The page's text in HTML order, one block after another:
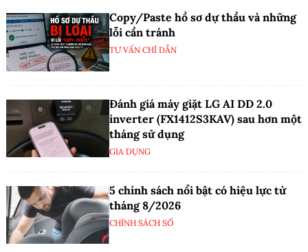
Copy/Paste hồ sơ dự thầu và những
lỗi cần tránh
TƯ VẤN CHỈ DẪN
Đánh giá máy giặt LG AI DD 2.0
inverter (FX1412S3KAV) sau hơn một
tháng sử dụng
GIA DỤNG
5 chính sách nổi bật có hiệu lực từ
tháng 8/2026
CHÍNH SÁCH SỐ